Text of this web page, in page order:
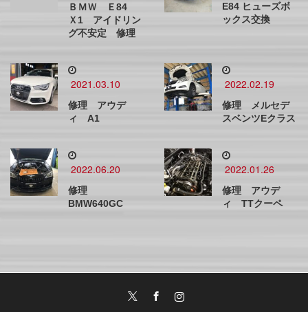
ＢＭＷ Ｅ84
Ｘ1 アイドリン
グ不安定 修理
E84 ヒューズボ
ックス交換
2021.03.10
修理 アウデ
ィ A1
2022.02.19
修理 メルセデ
スベンツEクラス
2022.06.20
修理
BMW640GC
2022.01.26
修理 アウデ
ィ TTクーペ
Instagram